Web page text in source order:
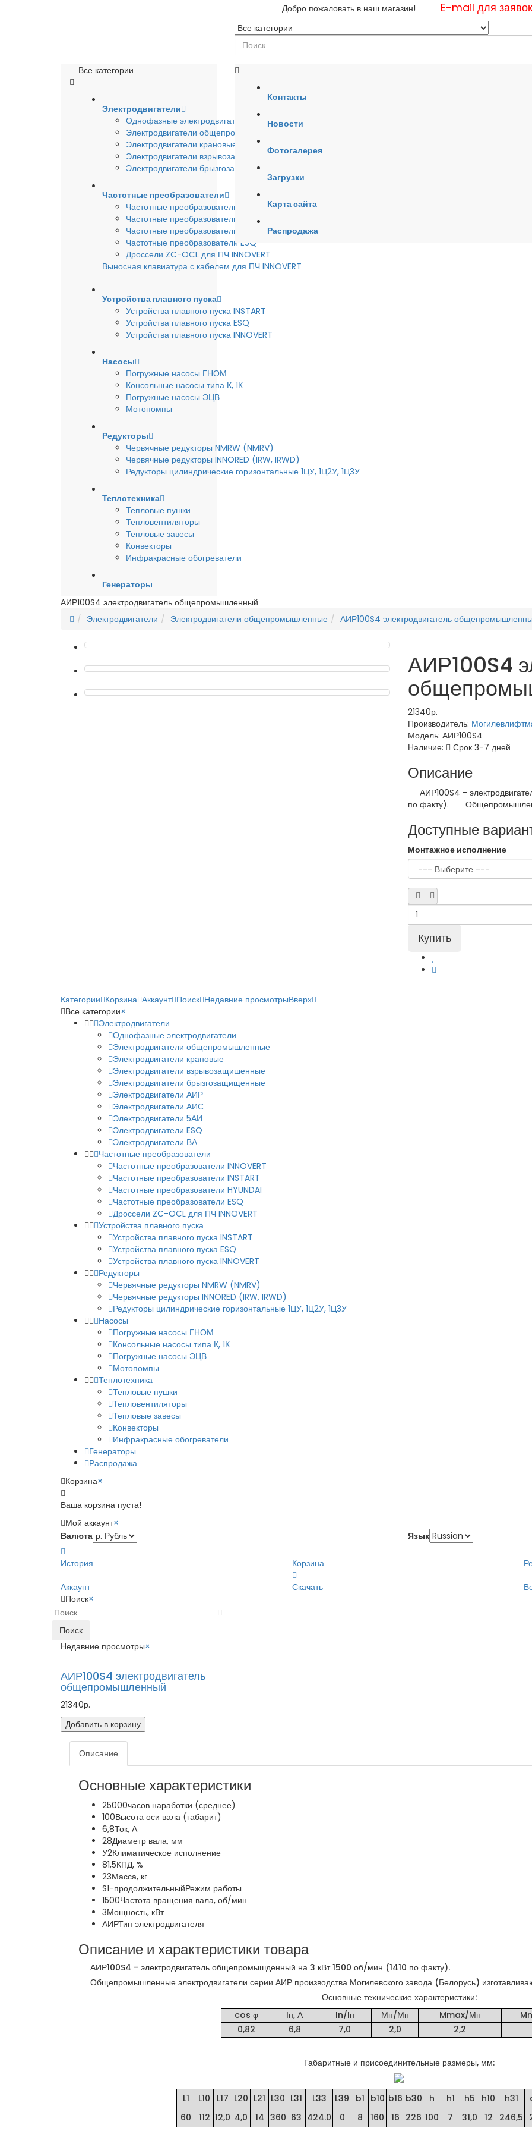
Добро пожаловать в наш магазин! E-mail для
Все категории
Электродвигатели
Однофазные электродвигатели
Электродвигатели общепромышленные
Электродвигатели крановые
Электродвигатели взрывозащишенные
Электродвигатели брызгозащищенные
Частотные преобразователи
Частотные преобразователи INSTART
Частотные преобразователи INNOVERT
Частотные преобразователи HYUNDAI
Частотные преобразователи ESQ
Дроссели ZC-OCL для ПЧ INNOVERT
Выносная клавиатура с кабелем для ПЧ INNOVERT
Устройства плавного пуска
Устройства плавного пуска INSTART
Устройства плавного пуска ESQ
Устройства плавного пуска INNOVERT
Насосы
Погружные насосы ГНОМ
Консольные насосы типа К, 1К
Погружные насосы ЭЦВ
Мотопомпы
Редукторы
Червячные редукторы NMRW (NMRV)
Червячные редукторы INNORED (IRW, IRWD)
Редукторы цилиндрические горизонтальные 1ЦУ, 1Ц2У, 1Ц3У
Теплотехника
Тепловые пушки
Тепловентиляторы
Тепловые завесы
Конвекторы
Инфракрасные обогреватели
Генераторы
Контакты
Новости
Фотогалерея
Загрузки
Карта сайта
Распродажа
АИР100S4 электродвигатель общепромышленный
Электродвигатели
Электродвигатели общепромышленные АИР100S4 электродвигатель
АИР100S4
21340р.
Производитель:
Модель: АИР100S4
Наличие:
Срок 3-7 дней
Описание
АИР100S4 -
по факту).
Доступные
Монтажное исполнение
Категории Корзина Аккаунт Поиск Недавние просмотрыВверх
Все категории×
Электродвигатели
Однофазные электродвигатели
Электродвигатели общепромышленные
Электродвигатели крановые
Электродвигатели взрывозащишенные
Электродвигатели брызгозащищенные
Электродвигатели АИР
Электродвигатели АИС
Электродвигатели 5АИ
Электродвигатели ESQ
Электродвигатели ВА
Частотные преобразователи
Частотные преобразователи INNOVERT
Частотные преобразователи INSTART
Частотные преобразователи HYUNDAI
Частотные преобразователи ESQ
Дроссели ZC-OCL для ПЧ INNOVERT
Устройства плавного пуска
Устройства плавного пуска INSTART
Устройства плавного пуска ESQ
Устройства плавного пуска INNOVERT
Редукторы
Червячные редукторы NMRW (NMRV)
Червячные редукторы INNORED (IRW, IRWD)
Редукторы цилиндрические горизонтальные 1ЦУ, 1Ц2У, 1Ц3У
Насосы
Погружные насосы ГНОМ
Консольные насосы типа К, 1К
Погружные насосы ЭЦВ
Мотопомпы
Теплотехника
Тепловые пушки
Тепловентиляторы
Тепловые завесы
Конвекторы
Инфракрасные обогреватели
Генераторы
Распродажа
Корзина×
Ваша корзина пуста!
Мой аккаунт×
Валюта
Язык
История Корзина
Аккаунт
Скачать
Поиск×
Поиск
Недавние просмотры×
АИР100S4 электродвигатель
общепромышленный
21340р.
Добавить в корзину
Описание
Основные характеристики
25000часов наработки (среднее)
100Высота оси вала (габарит)
6,8Ток, А
28Диаметр вала, мм
У2Климатическое исполнение
81,5КПД, %
23Масса, кг
S1-продолжительныйРежим работы
1500Частота вращения вала, об/мин
3Мощность, кВт
АИРТип электродвигателя
Описание и характеристики товара
АИР100S4 - электродвигатель общепромышденный на 3 кВт 1500 об/мин (1410 по факту).
Общепромышленные электродвигатели серии АИР производства Могилевского завода (Белорусь)
Основные технические характеристики:
cos φ
Iн, А In/Iн Мп/Мн Mmax/Мн
0,82
6,8 7,0 2,0 2,2
Габаритные и присоединительные размеры, мм:
L1 L10 L17 L20 L21 L30 L31 L33 L39 b1 b10 b16 b30 h h1 h5 h10 h31
60
112 12,0 4,0 14 360 63 424.0 0 8 160 16 226 100 7 31,0 12 246,5